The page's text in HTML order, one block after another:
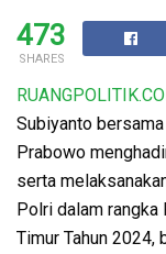
473
SHARES
Subiyanto
Prabowo
serta
Polri dalam rangka
Timur Tahun